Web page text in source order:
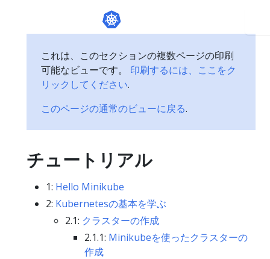
これは、このセクションの複数ページの印刷
可能なビューです。 印刷するには、ここをク
リックしてください.
このページの通常のビューに戻る.
チュートリアル
1: Hello Minikube
2: Kubernetesの基本を学ぶ
2.1: クラスターの作成
2.1.1: Minikubeを使ったクラスターの
作成